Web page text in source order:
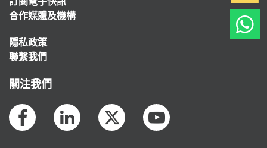
合作媒體及機構
隱私政策
聯繫我們
關注我們